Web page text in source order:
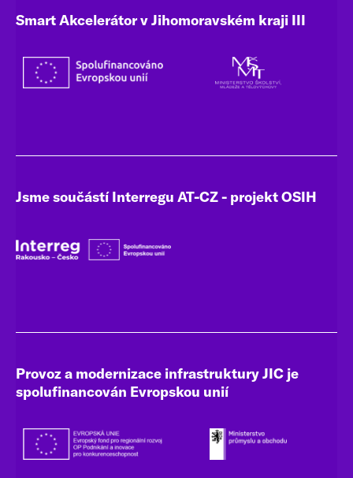
Smart Akcelerátor v Jihomoravském kraji III
Jsme součástí Interregu AT-CZ - projekt OSIH
Provoz a modernizace infrastruktury JIC je
spolufinancován Evropskou unií